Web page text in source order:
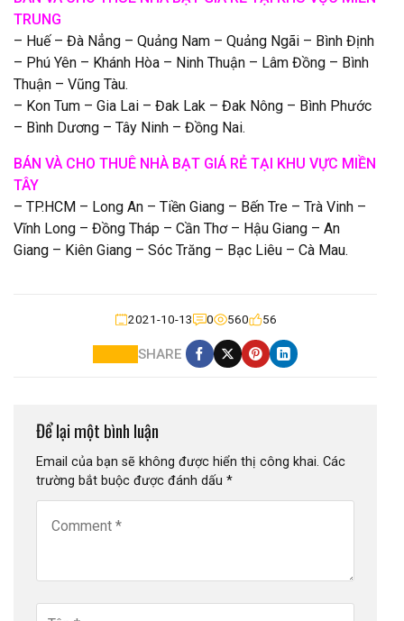
TRUNG
– Huế – Đà Nẳng – Quảng Nam – Quảng Ngãi – Bình Định
– Phú Yên – Khánh Hòa – Ninh Thuận – Lâm Đồng – Bình
Thuận – Vũng Tàu.
– Kon Tum – Gia Lai – Đak Lak – Đak Nông – Bình Phước
– Bình Dương – Tây Ninh – Đồng Nai.
BÁN VÀ CHO THUÊ NHÀ BẠT GIÁ RẺ TẠI KHU VỰC MIỀN
TÂY
– TP.HCM – Long An – Tiền Giang – Bến Tre – Trà Vinh –
Vĩnh Long – Đồng Tháp – Cần Thơ – Hậu Giang – An
Giang – Kiên Giang – Sóc Trăng – Bạc Liêu – Cà Mau.
2021-10-13 0 560 56
SHARE
Để lại một bình luận
Email của bạn sẽ không được hiển thị công khai. Các
trường bắt buộc được đánh dấu *